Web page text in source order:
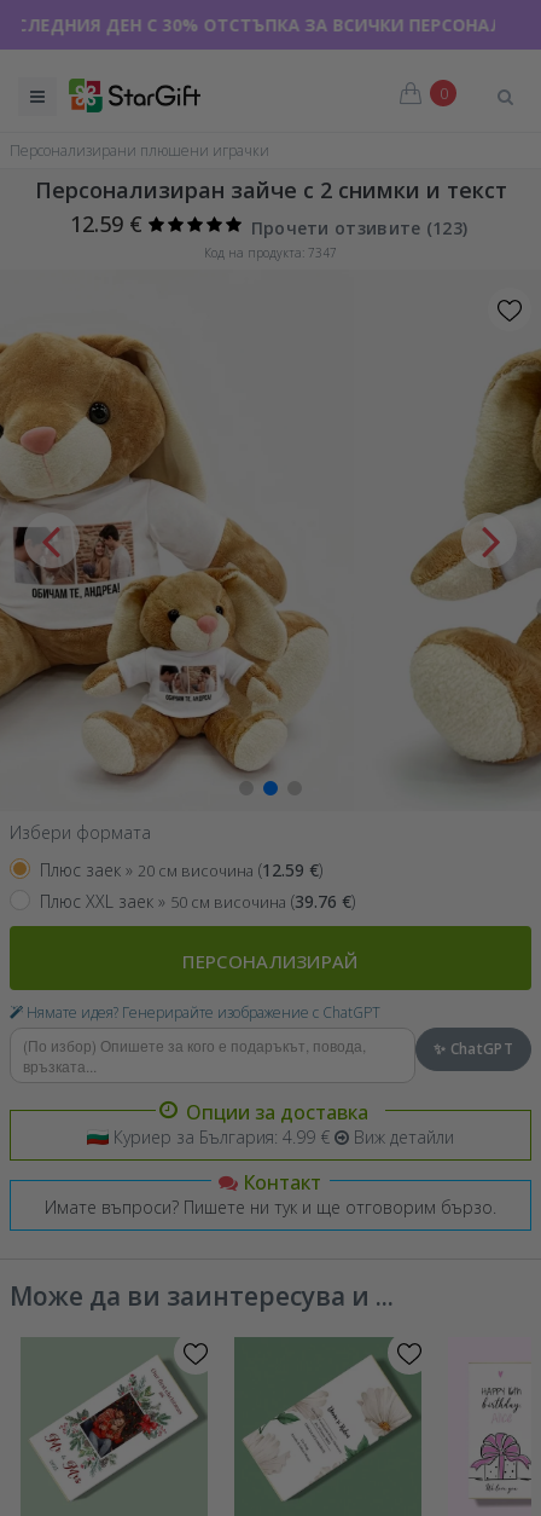
🌴 ДО -40% ОТСТЪПКА ЗА НАД 100
0
Персонализирани плюшени играчки
Персонализиран зайче с 2 снимки и текст
12.59 €
Прочети отзивите (123)
Код на продукта: 7347
Избери формата
Плюс заек » 20 см височина (12.59 €)
Плюс XXL заек » 50 см височина (39.76 €)
ПЕРСОНАЛИЗИРАЙ
Нямате идея? Генерирайте изображение с ChatGPT
✨ ChatGPT
Опции за доставка
Куриер за България: 4.99 € Виж детайли
Контакт
Имате въпроси? Пишете ни тук и ще отговорим бързо.
Може да ви заинтересува и ...